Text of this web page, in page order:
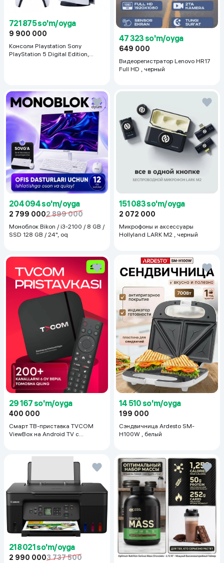
721 875 so'm/oyga
9 900 000
Консоли Playstation Sony
PlayStation 5 Digital Edition,
47 323 so'm/oyga
649 000
Видеорегистратор Lenovo HR17
Full HD , черный
204 094 so'm/oyga
2 799 0002 899 000
Моноблок Bikon / i3-2100 / 8 GB /
SSD 128 GB / 24", oq
151 083 so'm/oyga
2 072 000
Микрофоны и аксессуары
Hollyland LARK M2 , черный
29 167 so'm/oyga
400 000
Смарт ТВ-приставка TVCOM
ViewBox на Android TV с
14 510 so'm/oyga
199 000
Сэндвичница Ardesto SM-
H100W , белый
218 021 so'm/oyga
2 990 0003 737 500